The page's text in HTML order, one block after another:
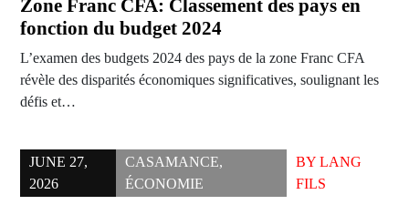
Zone Franc CFA: Classement des pays en
fonction du budget 2024
L’examen des budgets 2024 des pays de la zone Franc CFA
révèle des disparités économiques significatives, soulignant les
défis et…
JUNE 27,
2026
CASAMANCE,
ÉCONOMIE
BY LANG
FILS